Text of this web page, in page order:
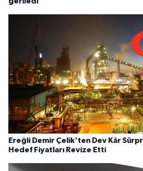
Ereğli Demir Çelik'ten Dev Kâr
Hedef Fiyatları Revize Etti